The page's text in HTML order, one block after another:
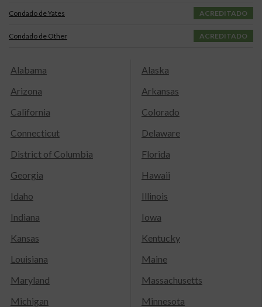
Condado de Yates ACREDITADO
Condado de Other ACREDITADO
Alabama
Alaska
Arizona
Arkansas
California
Colorado
Connecticut
Delaware
District of Columbia
Florida
Georgia
Hawaii
Idaho
Illinois
Indiana
Iowa
Kansas
Kentucky
Louisiana
Maine
Maryland
Massachusetts
Michigan
Minnesota